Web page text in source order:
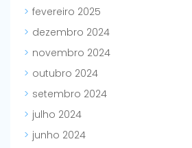
fevereiro 2025
dezembro 2024
novembro 2024
outubro 2024
setembro 2024
julho 2024
junho 2024